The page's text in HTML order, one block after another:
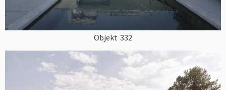
Objekt 332